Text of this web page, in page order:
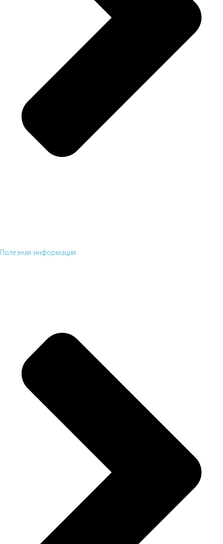
Полезная информация